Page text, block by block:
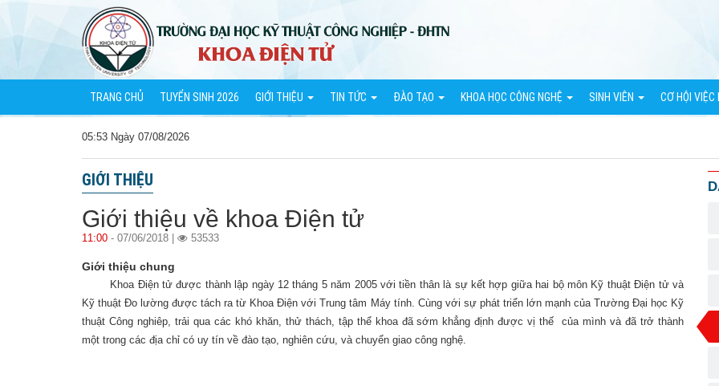
TRANG CHỦ TUYỂN SINH 2026 GIỚI THIỆU TIN TỨC ĐÀO TẠO KHOA HỌC CÔNG NGHỆ SINH VIÊN CƠ HỘI VIỆC
05:53 Ngày 07/08/2026
GIỚI THIỆU
Giới thiệu về khoa Điện tử
11:00 - 07/06/2018 | 53533
Giới thiệu chung
Khoa Điện tử được thành lập ngày 12 tháng 5 năm 2005 với tiền thân là sự kết hợp giữa hai bộ môn Kỹ thuật Điện tử và
Kỹ thuật Đo lường được tách ra từ Khoa Điện với Trung tâm Máy tính. Cùng với sự phát triển lớn mạnh của Trường Đại học Kỹ
thuật Công nghiêp, trải qua các khó khăn, thử thách, tập thể khoa đã sớm khẳng định được vị thế của mình và đã trở thành
một trong các địa chỉ có uy tín về đào tạo, nghiên cứu, và chuyển giao công nghệ.